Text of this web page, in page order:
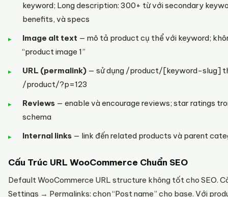
keyword; Long description: 300+ từ với secondary
benefits, và specs
Image alt text — mô tả product cụ thể với keyword;
“product image 1”
URL (permalink) — sử dụng /product/[keyword-slug]
/product/?p=123
Reviews — enable và encourage reviews; star ratings
schema
Internal links — link đến related products và parent
Cấu Trúc URL WooCommerce Chuẩn SEO
Default WooCommerce URL structure không tốt cho SEO.
Settings → Permalinks: chọn “Post name” cho base. Với